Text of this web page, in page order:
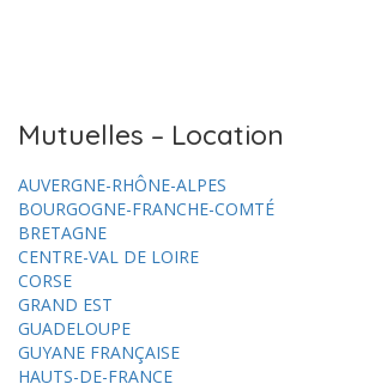
Mutuelles – Location
AUVERGNE-RHÔNE-ALPES
BOURGOGNE-FRANCHE-COMTÉ
BRETAGNE
CENTRE-VAL DE LOIRE
CORSE
GRAND EST
GUADELOUPE
GUYANE FRANÇAISE
HAUTS-DE-FRANCE